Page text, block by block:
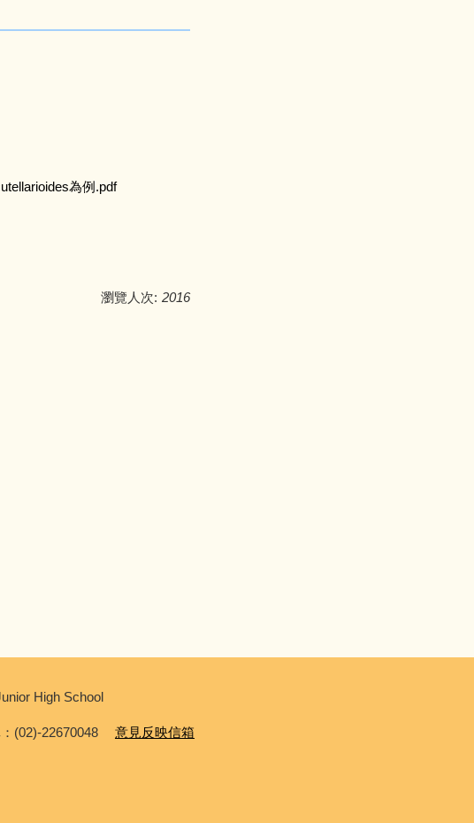
為例.pdf
瀏覽人次: 2016
High School
(02)-22670048 意見反映信箱